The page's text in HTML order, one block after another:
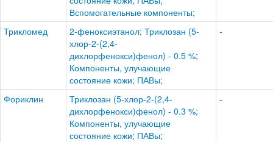
Вспомогательные компоненты;
Трикломед
2-феноксиэтанол; Триклозан (5-
хлор-2-(2,4-
дихлорфенокси)фенол) - 0.5 %;
Компоненты, улучающие
состояние кожи; ПАВы;
-
Фориклин
Триклозан (5-хлор-2-(2,4-
дихлорфенокси)фенол) - 0.3 %;
Компоненты, улучающие
состояние кожи; ПАВы;
-